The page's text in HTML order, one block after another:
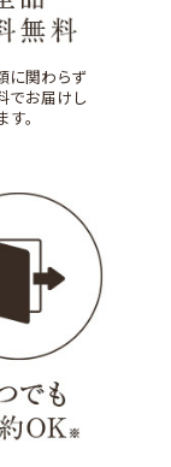
に関わらず
でお届けし
す。